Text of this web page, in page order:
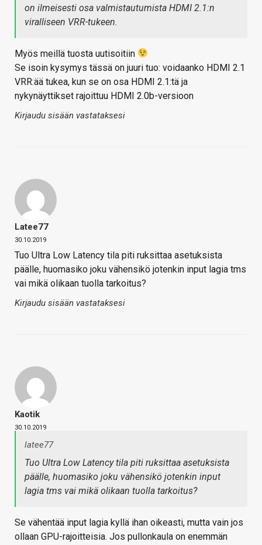
on ilmeisesti osa valmistautumista HDMI 2.1:n
viralliseen VRR-tukeen.
Myös meillä tuosta uutisoitiin
Se isoin kysymys tässä on juuri tuo: voidaanko HDMI 2.1
VRR:ää tukea, kun se on osa HDMI 2.1:tä ja
nykynäyttikset rajoittuu HDMI 2.0b-versioon
Kirjaudu sisään vastataksesi
Latee77
30.10.2019
Tuo Ultra Low Latency tila piti ruksittaa asetuksista
päälle, huomasiko joku vähensikö jotenkin input lagia tms
vai mikä olikaan tuolla tarkoitus?
Kirjaudu sisään vastataksesi
Kaotik
30.10.2019
latee77
Tuo Ultra Low Latency tila piti ruksittaa asetuksista
päälle, huomasiko joku vähensikö jotenkin input
lagia tms vai mikä olikaan tuolla tarkoitus?
Se vähentää input lagia kyllä ihan oikeasti, mutta vain jos
ollaan GPU-rajoitteisia. Jos pullonkaula on enemmän